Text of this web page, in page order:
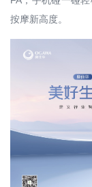
按摩新高度。